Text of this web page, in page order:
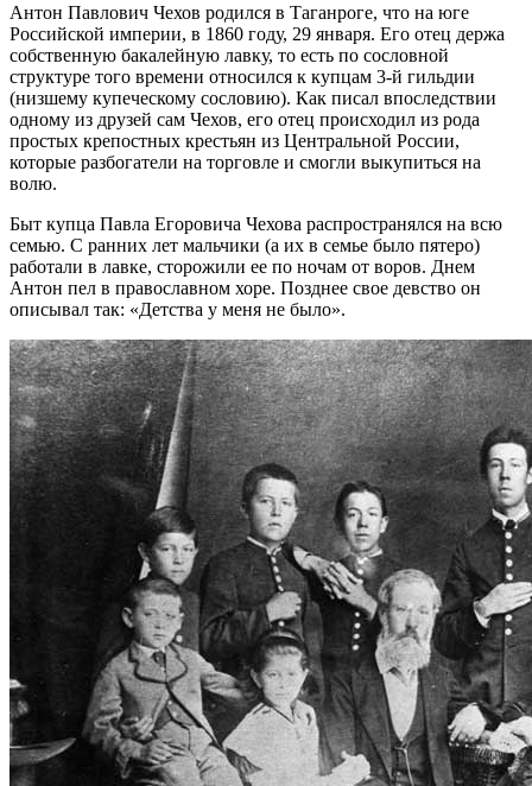
Антон Павлович Чехов родился в Таганроге, что на юге
Российской империи, в 1860 году, 29 января. Его отец держа
собственную бакалейную лавку, то есть по сословной
структуре того времени относился к купцам 3-й гильдии
(низшему купеческому сословию). Как писал впоследствии
одному из друзей сам Чехов, его отец происходил из рода
простых крепостных крестьян из Центральной России,
которые разбогатели на торговле и смогли выкупиться на
волю.
Быт купца Павла Егоровича Чехова распространялся на всю
семью. С ранних лет мальчики (а их в семье было пятеро)
работали в лавке, сторожили ее по ночам от воров. Днем
Антон пел в православном хоре. Позднее свое девство он
описывал так: «Детства у меня не было».